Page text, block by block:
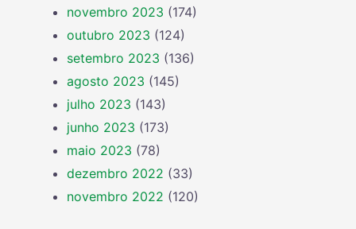
novembro 2023 (174)
outubro 2023 (124)
setembro 2023 (136)
agosto 2023 (145)
julho 2023 (143)
junho 2023 (173)
maio 2023 (78)
dezembro 2022 (33)
novembro 2022 (120)